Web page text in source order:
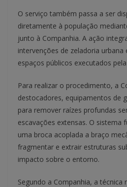
O serviço também passa a ser
diretamente à população
junto à Companhia. A ação
intervenções de zeladoria urbana
espaços públicos executados
Para realizar o procedimento, a
destocadores, equipamentos de
para remover raízes profundas
escavações extensas. O sistema
uma broca acoplada a braço
fragmentar e extrair estruturas
impacto sobre o entorno.
Segundo a Companhia, a técnica